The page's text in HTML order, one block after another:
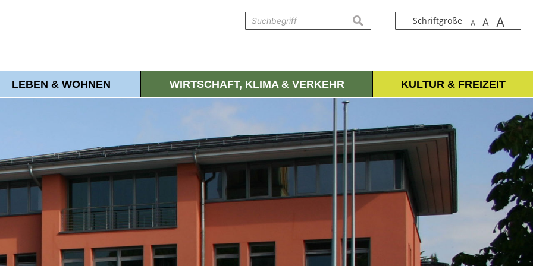
Schriftgröße A A A
suchen
LEBEN & WOHNEN WIRTSCHAFT, KLIMA & VERKEHR KULTUR & FREIZEIT